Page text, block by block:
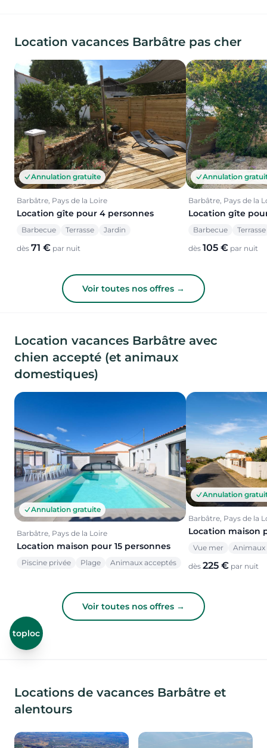
Location vacances Barbâtre pas cher
Annulation gratuite
Barbâtre, Pays de la Loire
Location gîte pour 4 personnes
Barbecue Terrasse Jardin
dès 71 € par nuit
Annulation
Barbâtre, Pays de la
Location gîte
Barbecue Terrasse
dès 105 € par nuit
Voir toutes nos offres →
Location vacances Barbâtre avec
chien accepté (et animaux
domestiques)
Annulation gratuite
Barbâtre, Pays de la Loire
Location maison pour 15 personnes
Piscine privée Plage Animaux acceptés
Annulation
Barbâtre, Pays de la
Location maison
Vue mer Animaux
dès 225 € par nuit
Voir toutes nos offres →
toploc
Locations de vacances Barbâtre et
alentours